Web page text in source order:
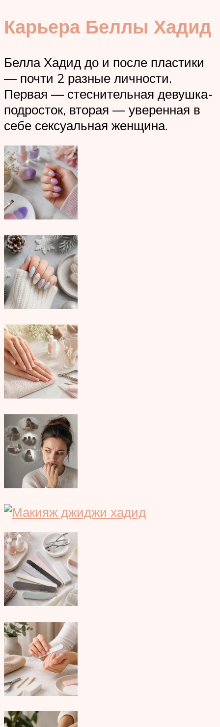
Карьера Беллы Хадид
Белла Хадид до и после пластики
— почти 2 разные личности.
Первая — стеснительная девушка-
подросток, вторая — уверенная в
себе сексуальная женщина.